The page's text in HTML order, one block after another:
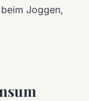
Joggen,